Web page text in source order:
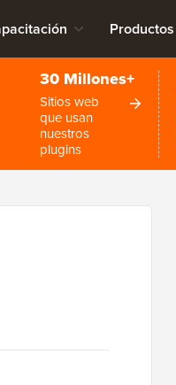
Productos
30 Millones+
Sitios web
que usan
nuestros
plugins